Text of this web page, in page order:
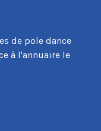
de pole dance
à l'annuaire le